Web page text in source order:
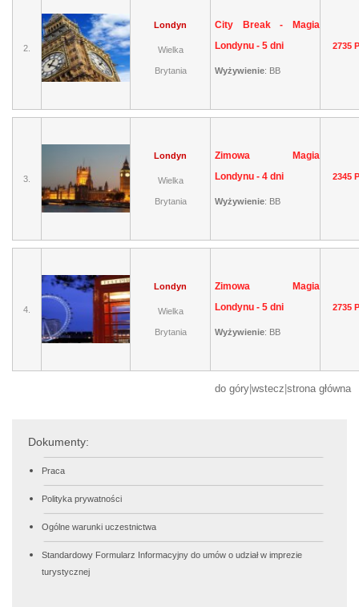
2.
Londyn
Wielka
Brytania
City Break - Magia
Londynu - 5 dni
Wyżywienie: BB
2735
3.
Londyn
Wielka
Brytania
Zimowa Magia
Londynu - 4 dni
Wyżywienie: BB
2345
4.
Londyn
Wielka
Brytania
Zimowa Magia
Londynu - 5 dni
Wyżywienie: BB
2735
do góry wstecz strona główna
Dokumenty:
Praca
Polityka prywatności
Ogólne warunki uczestnictwa
Standardowy Formularz Informacyjny do umów o udział w imprezie
turystycznej